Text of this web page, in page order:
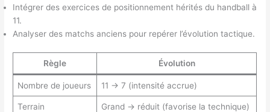
Intégrer des exercices de positionnement hérités du handball à
11.
Analyser des matchs anciens pour repérer l’évolution tactique.
Règle Évolution
Nombre de joueurs 11 → 7 (intensité accrue)
Terrain Grand → réduit (favorise la technique)